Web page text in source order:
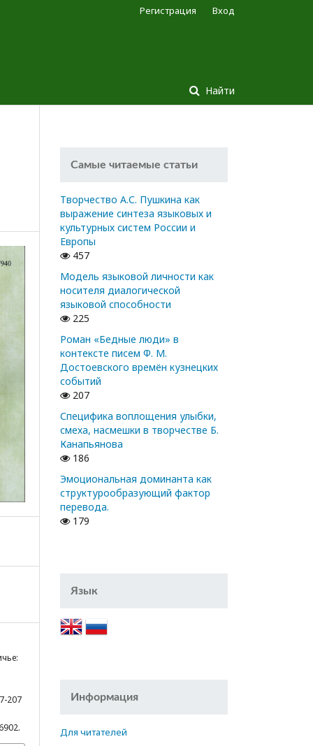
Найти
Регистрация Вход
207
Самые читаемые статьи
Творчество А.С. Пушкина как
выражение синтеза языковых и
культурных систем России и
Европы
457
Модель языковой личности как
носителя диалогической
языковой способности
225
Роман «Бедные люди» в
контексте писем Ф. М.
Достоевского времён кузнецких
событий
207
Специфика воплощения улыбки,
смеха, насмешки в творчестве Б.
Канапьянова
186
Эмоциональная доминанта как
структурообразующий фактор
перевода.
179
Язык
Информация
Для читателей